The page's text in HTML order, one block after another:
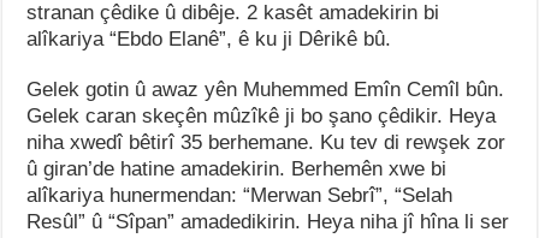
stranan çêdike û dibêje. 2 kasêt amadekirin bi
alîkariya “Ebdo Elanê”, ê ku ji Dêrikê bû.
Gelek gotin û awaz yên Muhemmed Emîn Cemîl bûn.
Gelek caran skeçên mûzîkê ji bo şano çêdikir. Heya
niha xwedî bêtirî 35 berhemane. Ku tev di rewşek zor
û giran’de hatine amadekirin. Berhemên xwe bi
alîkariya hunermendan: “Merwan Sebrî”, “Selah
Resûl” û “Sîpan” amadedikirin. Heya niha jî hîna li ser